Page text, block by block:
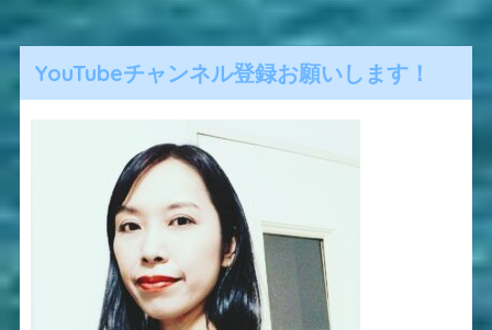
YouTubeチャンネル登録お願いします！